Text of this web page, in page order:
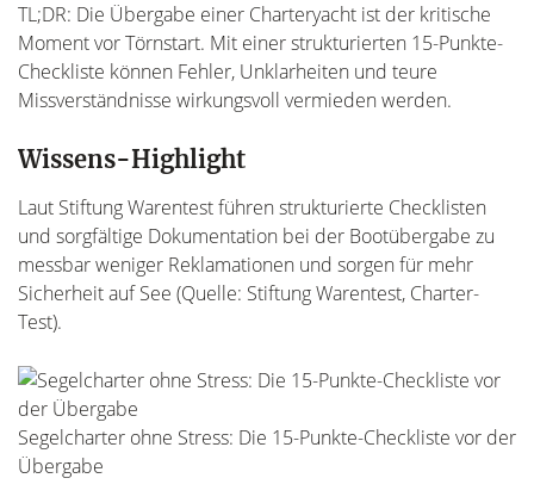
TL;DR: Die Übergabe einer Charteryacht ist der kritische
Moment vor Törnstart. Mit einer strukturierten 15-Punkte-
Checkliste können Fehler, Unklarheiten und teure
Missverständnisse wirkungsvoll vermieden werden.
Wissens-Highlight
Laut Stiftung Warentest führen strukturierte Checklisten
und sorgfältige Dokumentation bei der Bootübergabe zu
messbar weniger Reklamationen und sorgen für mehr
Sicherheit auf See (Quelle: Stiftung Warentest, Charter-
Test).
Segelcharter ohne Stress: Die 15-Punkte-Checkliste vor der
Übergabe